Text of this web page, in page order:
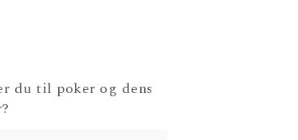
du til poker og dens